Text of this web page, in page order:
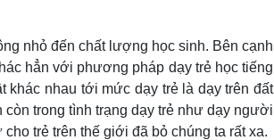
nhỏ đến chất lượng học sinh. Bên cạnh
hẳn với phương pháp dạy trẻ học tiếng
nhau tới mức dạy trẻ là dạy trên đất
trong tình trạng dạy trẻ như dạy người
trẻ trên thế giới đã bỏ chúng ta rất xa.